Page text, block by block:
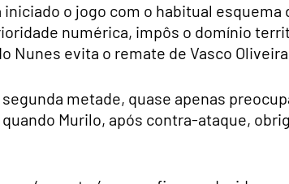
o jogo com o habitual esquema
numérica, impôs o domínio
Nunes evita o remate de Vasco Oliveira
metade, quase apenas
Murilo, após contra-ataque,